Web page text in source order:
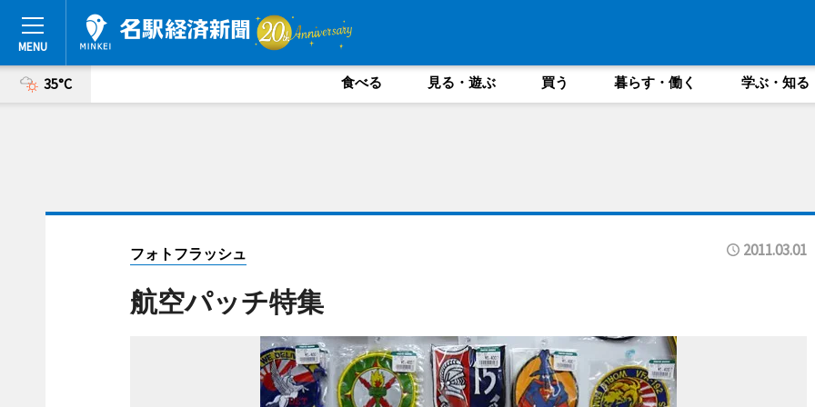
35°C 食べる 見る・遊ぶ 買う 暮らす・働く 学ぶ・知る
フォトフラッシュ 2011.03.01
航空パッチ特集